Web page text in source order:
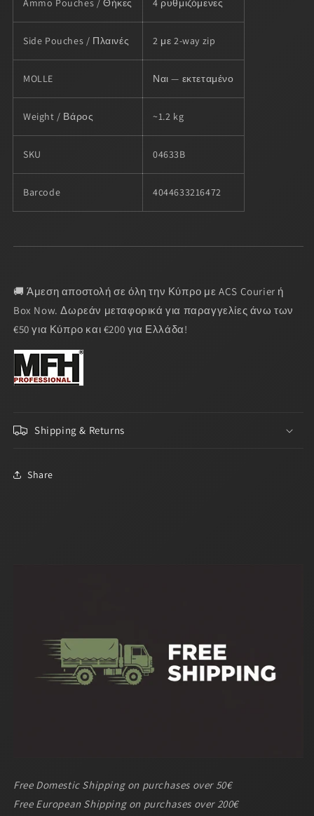
Ammo Pouches / Θήκες 4 ρυθμιζόμενες
Side Pouches / Πλαινές 2 με 2-way zip
MOLLE Ναι — εκτεταμένο
Weight / Βάρος ~1.2 kg
SKU 04633B
Barcode 4044633216472
🚚 Άμεση αποστολή σε όλη την Κύπρο με ACS Courier ή
Box Now. Δωρεάν μεταφορικά για παραγγελίες άνω των
€50 για Κύπρο και €200 για Ελλάδα!
Shipping & Returns
Share
Free Domestic Shipping on purchases over 50€
Free European Shipping on purchases over 200€